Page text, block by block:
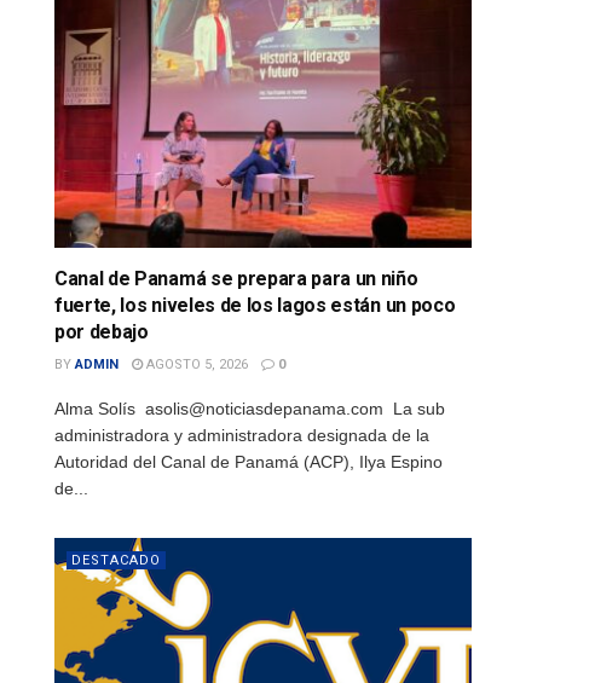
Canal de Panamá se prepara para un niño
fuerte, los niveles de los lagos están un poco
por debajo
BY ADMIN AGOSTO 5, 2026 0
Alma Solís asolis@noticiasdepanama.com La sub
administradora y administradora designada de la
Autoridad del Canal de Panamá (ACP), Ilya Espino
de...
DESTACADO